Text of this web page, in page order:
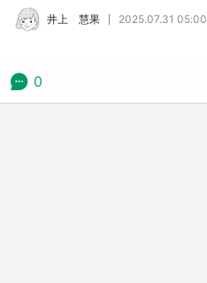
井上 慧果 2025.07.31 05:00
0